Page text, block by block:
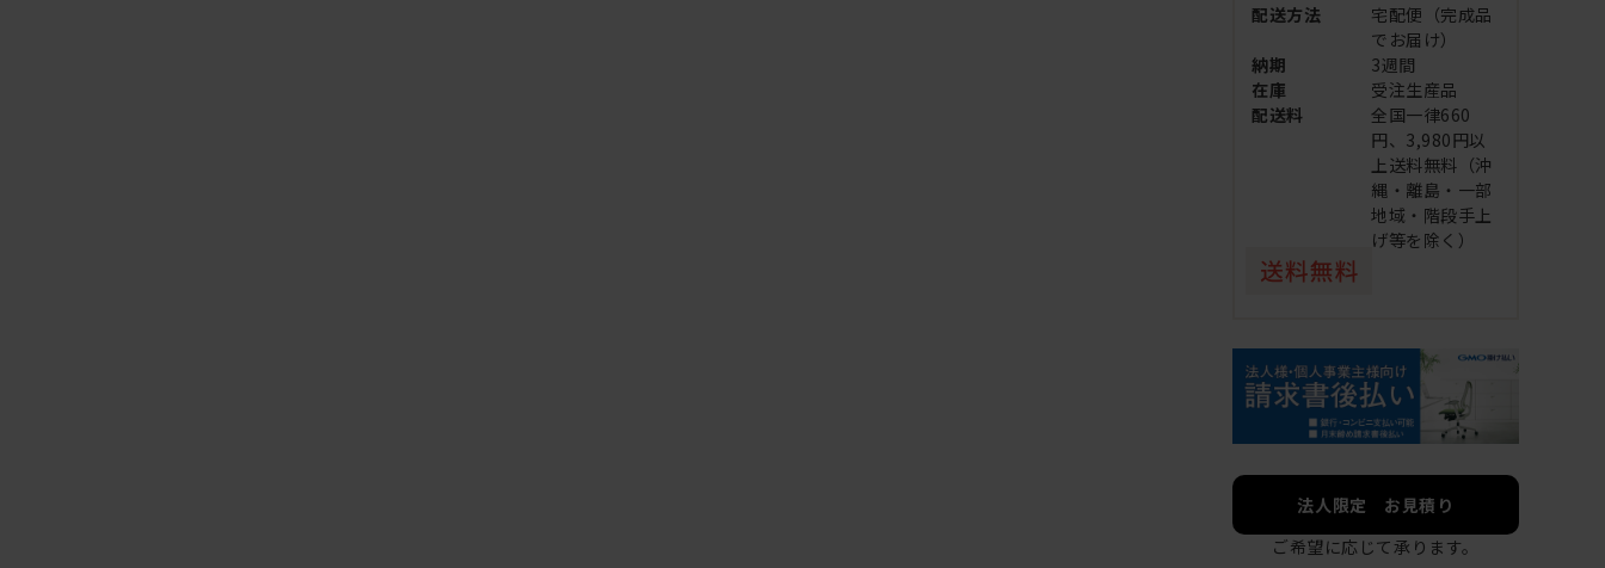
配送方法
宅配便（完成品
でお届け）
納期
3週間
在庫
受注生産品
配送料
全国一律660
円、3,980円以
上送料無料（沖
縄・離島・一部
地域・階段手上
げ等を除く）
法人限定 お見積り
ご希望に応じて承ります。